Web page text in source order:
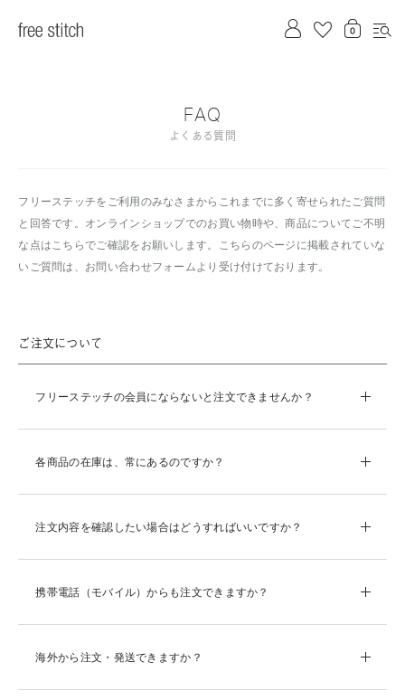
FAQ
よくある質問
フリーステッチをご利用のみなさまからこれまでに多く寄せられたご質問
と回答です。オンラインショップでのお買い物時や、商品についてご不明
な点はこちらでご確認をお願いします。こちらのページに掲載されていな
いご質問は、お問い合わせフォームより受け付けております。
ご注文について
フリーステッチの会員にならないと注文できませんか？
各商品の在庫は、常にあるのですか？
注文内容を確認したい場合はどうすればいいですか？
携帯電話（モバイル）からも注文できますか？
海外から注文・発送できますか？